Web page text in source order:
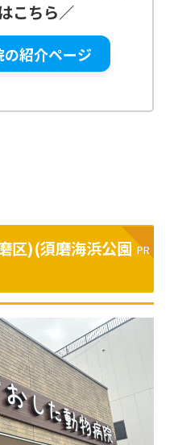
こちら／
紹介ページ
区)(須磨海浜公園